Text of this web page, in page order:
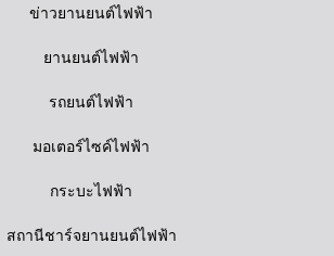
ข่าวยานยนต์ไฟฟ้า
ยานยนต์ไฟฟ้า
รถยนต์ไฟฟ้า
มอเตอร์ไซค์ไฟฟ้า
กระบะไฟฟ้า
สถานีชาร์จยานยนต์ไฟฟ้า